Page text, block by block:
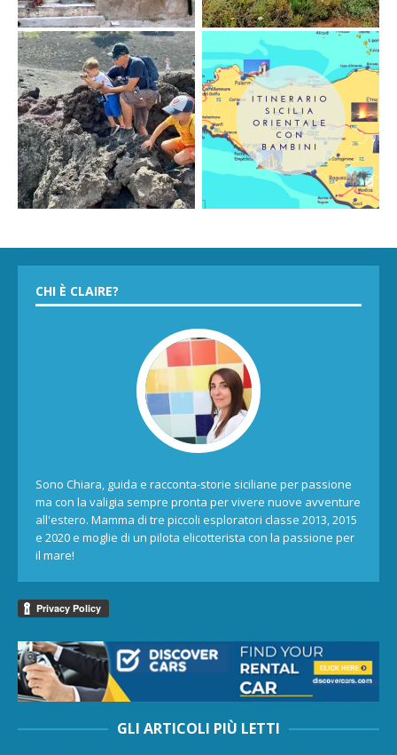
CHI È CLAIRE?
Sono Chiara, guida e racconta-storie siciliane per passione
ma con la valigia sempre pronta per vivere nuove avventure
all'estero. Mamma di tre piccoli esploratori classe 2013, 2015
e 2020 e moglie di un pilota elicotterista con la passione per
il mare!
GLI ARTICOLI PIÙ LETTI